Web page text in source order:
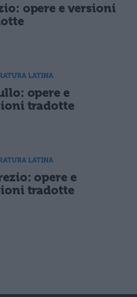
opere e versioni
LATINA
opere e
tradotte
LATINA
opere e
tradotte